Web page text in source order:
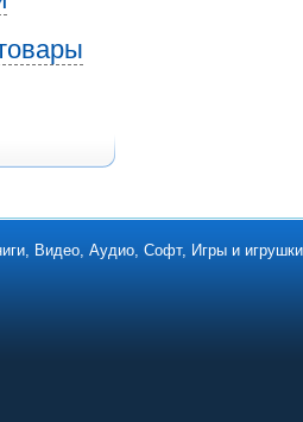
Видео, Аудио, Софт, Игры и